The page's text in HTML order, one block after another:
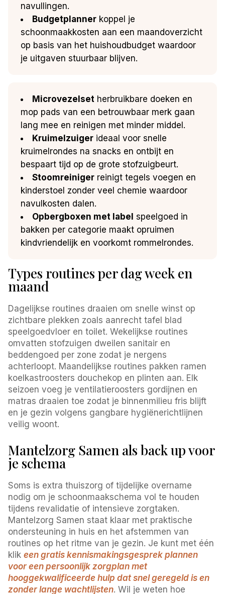
navullingen.
Budgetplanner koppel je
schoonmaakkosten aan een maandoverzicht
op basis van het huishoudbudget waardoor
je uitgaven stuurbaar blijven.
Microvezelset herbruikbare doeken en
mop pads van een betrouwbaar merk gaan
lang mee en reinigen met minder middel.
Kruimelzuiger ideaal voor snelle
kruimelrondes na snacks en ontbijt en
bespaart tijd op de grote stofzuigbeurt.
Stoomreiniger reinigt tegels voegen en
kinderstoel zonder veel chemie waardoor
navulkosten dalen.
Opbergboxen met label speelgoed in
bakken per categorie maakt opruimen
kindvriendelijk en voorkomt rommelrondes.
Types routines per dag week en
maand
Dagelijkse routines draaien om snelle winst op
zichtbare plekken zoals aanrecht tafel blad
speelgoedvloer en toilet. Wekelijkse routines
omvatten stofzuigen dweilen sanitair en
beddengoed per zone zodat je nergens
achterloopt. Maandelijkse routines pakken ramen
koelkastroosters douchekop en plinten aan. Elk
seizoen voeg je ventilatieroosters gordijnen en
matras draaien toe zodat je binnenmilieu fris blijft
en je gezin volgens gangbare hygiënerichtlijnen
veilig woont.
Mantelzorg Samen als back up voor
je schema
Soms is extra thuiszorg of tijdelijke overname
nodig om je schoonmaakschema vol te houden
tijdens revalidatie of intensieve zorgtaken.
Mantelzorg Samen staat klaar met praktische
ondersteuning in huis en het afstemmen van
routines op het ritme van je gezin. Je kunt met één
klikeen gratis kennismakingsgesprek plannen
voor een persoonlijk zorgplan met
hooggekwalificeerde hulp dat snel geregeld is en
zonder lange wachtlijsten. Wil je weten hoe